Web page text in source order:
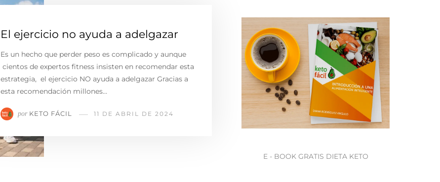
El ejercicio no ayuda a adelgazar
Es un hecho que perder peso es complicado y aunque
cientos de expertos fitness insisten en recomendar esta
estrategia, el ejercicio NO ayuda a adelgazar Gracias a
esta recomendación millones…
por KETO FÁCIL 11 DE ABRIL DE 2024
E - BOOK GRATIS DIETA KETO